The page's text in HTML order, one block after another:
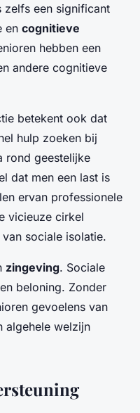
zelfs een significant
en cognitieve
hebben een
andere cognitieve
betekent ook dat
hulp zoeken bij
rond geestelijke
dat men een last is
ervan professionele
vicieuze cirkel
sociale isolatie.
zingeving. Sociale
beloning. Zonder
gevoelens van
algehele welzijn